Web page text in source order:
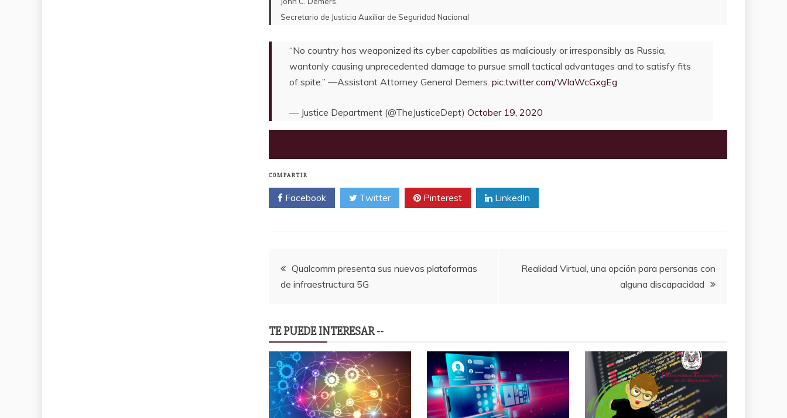
Secretario de Justicia Auxiliar de Seguridad Nacional
“No country has weaponized its cyber capabilities as maliciously or irresponsibly as Russia,
wantonly causing unprecedented damage to pursue small tactical advantages and to satisfy fits
of spite.” —Assistant Attorney General Demers. pic.twitter.com/WlaWcGxgEg
— Justice Department (@TheJusticeDept) October 19, 2020
COMPARTIR
Facebook Twitter Pinterest LinkedIn
Navegación
de
entradas
Qualcomm presenta sus nuevas plataformas
de infraestructura 5G
Realidad Virtual, una opción para personas con
alguna discapacidad
TE PUEDE INTERESAR --